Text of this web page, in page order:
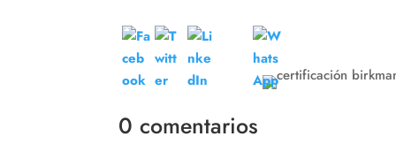
0 comentarios